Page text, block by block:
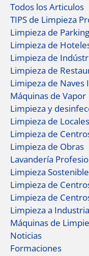
Todos los Articulos
TIPS de Limpieza
Limpieza de Parking
Limpieza de
Limpieza de
Limpieza de
Limipeza de Naves
Máquinas de Vapor
Limpieza y
Limpieza de
Limpieza de
Limpieza de Obras
Lavandería
Limpieza
Limpieza de
Limpieza de
Limpieza a
Máquinas de
Noticias
Formaciones